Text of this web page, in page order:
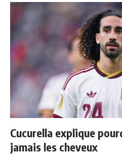
Cucurella explique
jamais les cheveux